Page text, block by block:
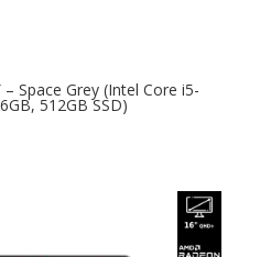
Space Grey (Intel Core i5-
512GB SSD)